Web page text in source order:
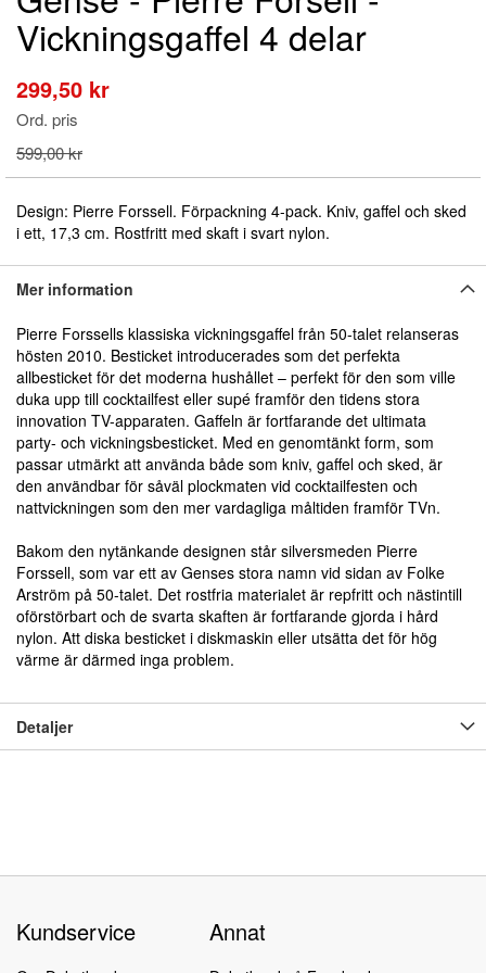
Vickningsgaffel 4 delar
Special
Price
299,50 kr
Ord. pris
599,00 kr
Design: Pierre Forssell. Förpackning 4-pack. Kniv, gaffel och sked
i ett, 17,3 cm. Rostfritt med skaft i svart nylon.
till
början
av
bildgalleriet
Mer information
Pierre Forssells klassiska vickningsgaffel från 50-talet relanseras
hösten 2010. Besticket introducerades som det perfekta
allbesticket för det moderna hushållet – perfekt för den som ville
duka upp till cocktailfest eller supé framför den tidens stora
innovation TV-apparaten. Gaffeln är fortfarande det ultimata
party- och vickningsbesticket. Med en genomtänkt form, som
passar utmärkt att använda både som kniv, gaffel och sked, är
den användbar för såväl plockmaten vid cocktailfesten och
nattvickningen som den mer vardagliga måltiden framför TVn.
Bakom den nytänkande designen står silversmeden Pierre
Forssell, som var ett av Genses stora namn vid sidan av Folke
Arström på 50-talet. Det rostfria materialet är repfritt och nästintill
oförstörbart och de svarta skaften är fortfarande gjorda i hård
nylon. Att diska besticket i diskmaskin eller utsätta det för hög
värme är därmed inga problem.
Detaljer
Kundservice Annat